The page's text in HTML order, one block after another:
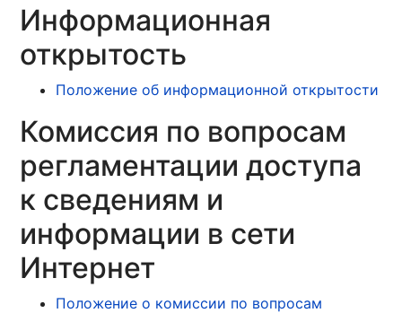
Информационная
открытость
Положение об информационной открытости
Комиссия по вопросам
регламентации доступа
к сведениям и
информации в сети
Интернет
Положение о комиссии по вопросам